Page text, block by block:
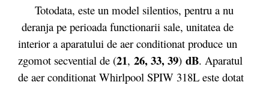
Totodata, este un model silentios, pentru a nu
deranja pe perioada functionarii sale, unitatea de
interior a aparatului de aer conditionat produce un
zgomot secvential de (21, 26, 33, 39) dB. Aparatul
de aer conditionat Whirlpool SPIW 318L este dotat